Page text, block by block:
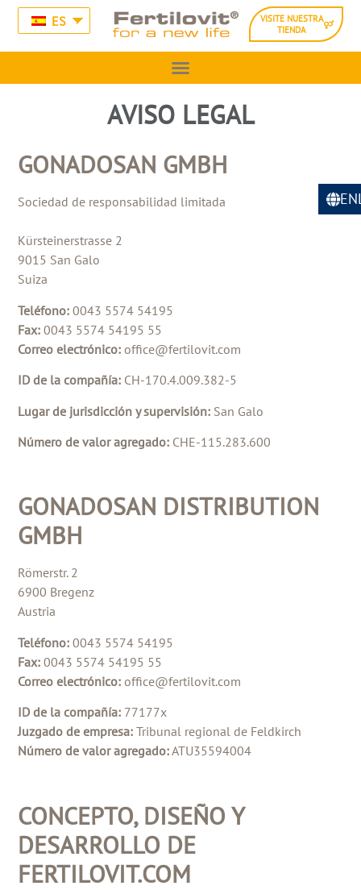
ES
VISITE NUESTRA
TIENDA
AVISO LEGAL
GONADOSAN GMBH
Sociedad de responsabilidad limitada
Kürsteinerstrasse 2
9015 San Galo
Suiza
Teléfono: 0043 5574 54195
Fax: 0043 5574 54195 55
Correo electrónico: office@fertilovit.com
ID de la compañía: CH-170.4.009.382-5
Lugar de jurisdicción y supervisión: San Galo
Número de valor agregado: CHE-115.283.600
GONADOSAN DISTRIBUTION
GMBH
Römerstr. 2
6900 Bregenz
Austria
Teléfono: 0043 5574 54195
Fax: 0043 5574 54195 55
Correo electrónico: office@fertilovit.com
ID de la compañía: 77177x
Juzgado de empresa: Tribunal regional de Feldkirch
Número de valor agregado:ATU35594004
CONCEPTO, DISEÑO Y
DESARROLLO DE
FERTILOVIT.COM